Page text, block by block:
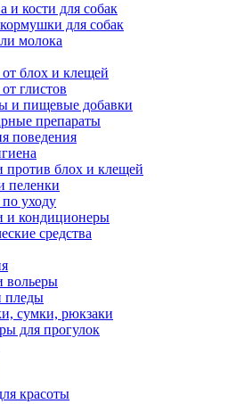
и кости для собак
для собак
молока
от блох и клещей
глистов
и пищевые добавки
препараты
поведения
блох и клещей
пеленки
уходу
кондиционеры
средства
вольеры
пледы
сумки, рюкзаки
для прогулок
красоты